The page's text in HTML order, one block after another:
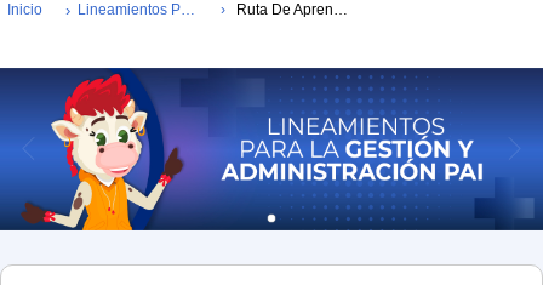
Inicio Lineamientos Para La Gestión Y Administración De Pai Ruta De Aprendizaje